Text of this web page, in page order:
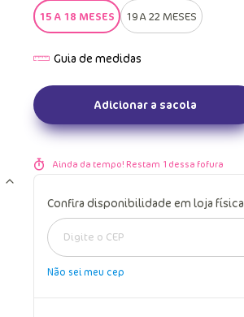
15 A 18 MESES 19 A 22 MESES
Adicionar a sacola
Ainda da tempo! Restam 1 dessa fofura
Confira disponibilidade em loja física
Não sei meu cep